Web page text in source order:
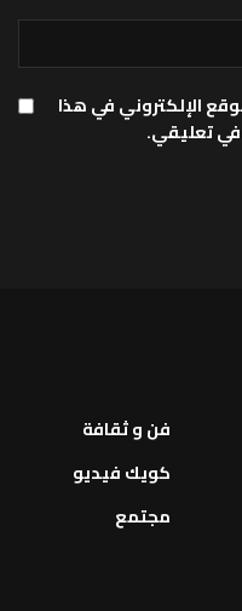
الإلكتروني في هذا
في تعليقي.
فن و ثقافة
كويك فيديو
مجتمع